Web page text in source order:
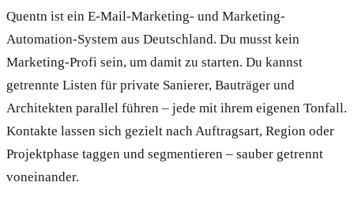
Quentn ist ein E-Mail-Marketing- und Marketing-
Automation-System aus Deutschland. Du musst kein
Marketing-Profi sein, um damit zu starten. Du kannst
getrennte Listen für private Sanierer, Bauträger und
Architekten parallel führen – jede mit ihrem eigenen Tonfall.
Kontakte lassen sich gezielt nach Auftragsart, Region oder
Projektphase taggen und segmentieren – sauber getrennt
voneinander.